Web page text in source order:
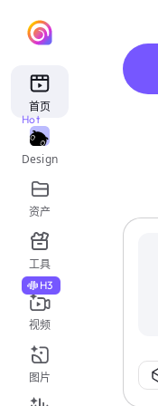
首页
Design
Hot
资产
工具
视频
H3
图片